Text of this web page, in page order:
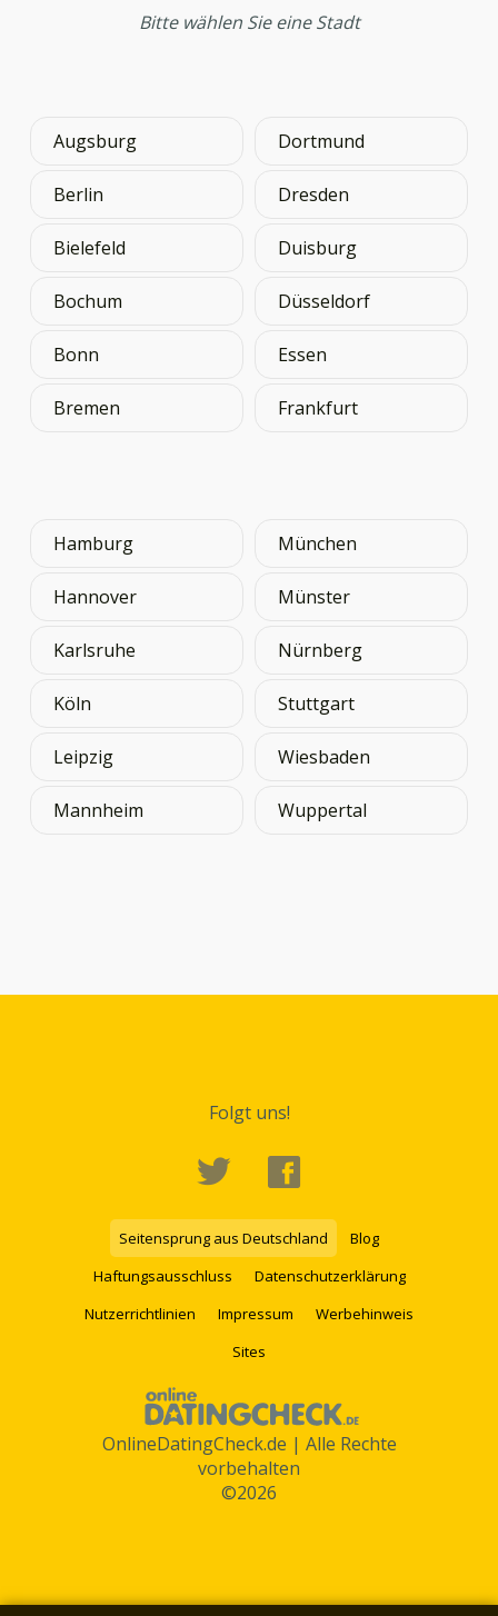
Bitte wählen Sie eine Stadt
Augsburg
Berlin
Bielefeld
Bochum
Bonn
Bremen
Dortmund
Dresden
Duisburg
Düsseldorf
Essen
Frankfurt
Hamburg
Hannover
Karlsruhe
Köln
Leipzig
Mannheim
München
Münster
Nürnberg
Stuttgart
Wiesbaden
Wuppertal
Folgt uns!
Seitensprung aus Deutschland
Blog
Haftungsausschluss
Datenschutzerklärung
Nutzerrichtlinien
Impressum
Werbehinweis
Sites
OnlineDatingCheck.de | Alle Rechte
vorbehalten
©2026